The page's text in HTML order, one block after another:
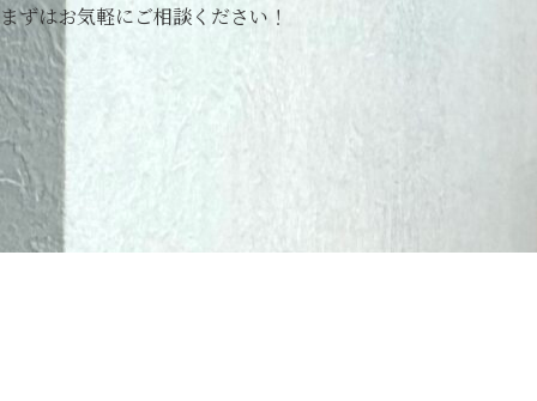
まずはお気軽にご相談ください！